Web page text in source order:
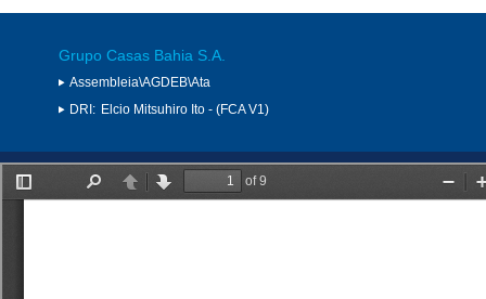
Grupo Casas Bahia S.A.
Assembleia\AGDEB\Ata
DRI: Elcio Mitsuhiro Ito - (FCA V1)